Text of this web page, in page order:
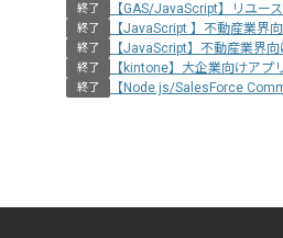
終了 【GAS/JavaScript】リユー
終了 【JavaScript 】不動産業界
終了 【JavaScript】不動産業界
終了 【kintone】大企業向けアプ
終了 【Node.js/SalesForce